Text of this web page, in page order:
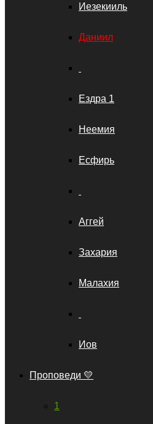
Иезекииль
Даниил
Ездра 1
Неемия
Есфирь
Аггей
Захария
Малахия
Иов
Проповеди 💛
1